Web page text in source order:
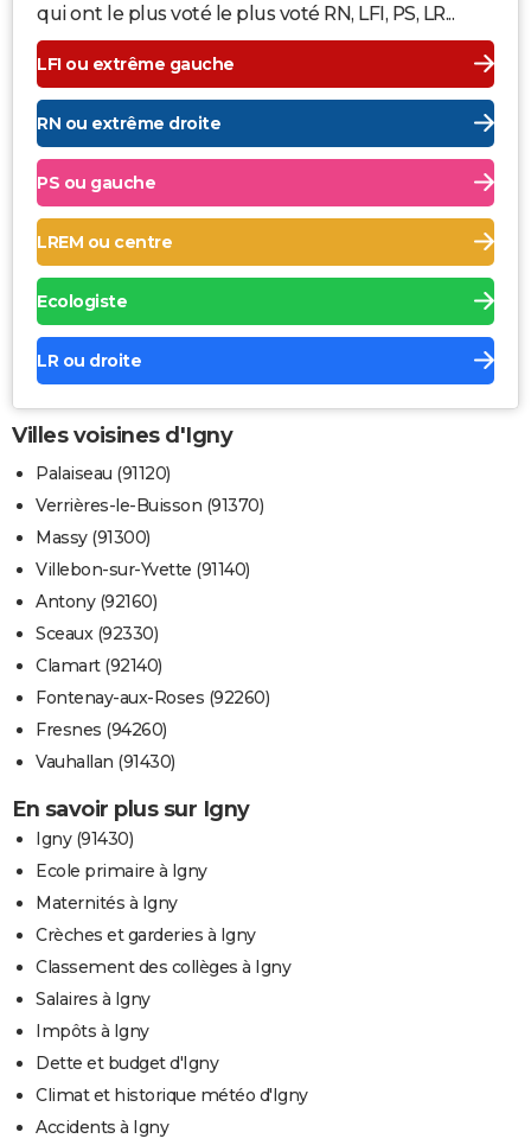
qui ont le plus voté le plus voté RN, LFI, PS, LR...
LFI ou extrême gauche
RN ou extrême droite
PS ou gauche
LREM ou centre
Ecologiste
LR ou droite
Villes voisines d'Igny
Palaiseau (91120)
Verrières-le-Buisson (91370)
Massy (91300)
Villebon-sur-Yvette (91140)
Antony (92160)
Sceaux (92330)
Clamart (92140)
Fontenay-aux-Roses (92260)
Fresnes (94260)
Vauhallan (91430)
En savoir plus sur Igny
Igny (91430)
Ecole primaire à Igny
Maternités à Igny
Crèches et garderies à Igny
Classement des collèges à Igny
Salaires à Igny
Impôts à Igny
Dette et budget d'Igny
Climat et historique météo d'Igny
Accidents à Igny